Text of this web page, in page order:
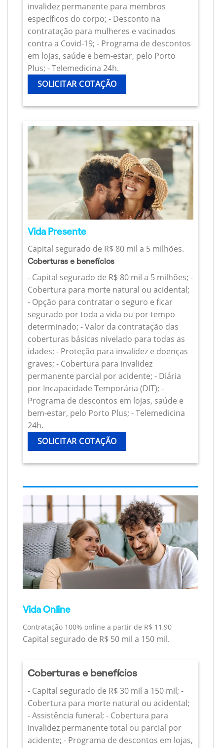
invalidez permanente para membros
específicos do corpo; - Desconto na
contratação para mulheres e vacinados
contra a Covid-19; - Programa de descontos
em lojas, saúde e bem-estar, pelo Porto
Plus; - Telemedicina 24h.
SOLICITAR COTAÇÃO
Vida Presente
Capital segurado de R$ 80 mil a 5 milhões.
Coberturas e benefícios
- Capital segurado de R$ 80 mil a 5 milhões; -
Cobertura para morte natural ou acidental;
- Opção para contratar o seguro e ficar
segurado por toda a vida ou por tempo
determinado; - Valor da contratação das
coberturas básicas nivelado para todas as
idades; - Proteção para invalidez e doenças
graves; - Cobertura para invalidez
permanente parcial por acidente; - Diária
por Incapacidade Temporária (DIT); -
Programa de descontos em lojas, saúde e
bem-estar, pelo Porto Plus; - Telemedicina
24h.
SOLICITAR COTAÇÃO
Vida Online
Contratação 100% online a partir de R$ 11,90
Capital segurado de R$ 50 mil a 150 mil.
Coberturas e benefícios
- Capital segurado de R$ 30 mil a 150 mil; -
Cobertura para morte natural ou acidental;
- Assistência funeral; - Cobertura para
invalidez permanente total ou parcial por
acidente; - Programa de descontos em lojas,